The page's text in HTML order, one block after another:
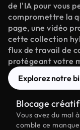
de l'IA pour vous
compromettre la
page, une vidéo
cette collection
flux de travail de
protégeant votre
Explorez notre
Blocage
Vous avez du mal
comble ce